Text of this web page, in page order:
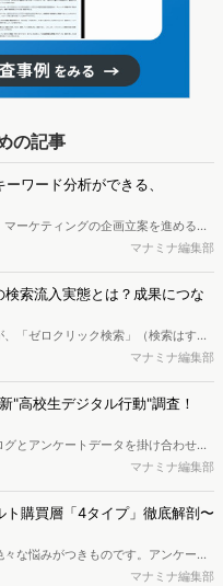
の記事
ワード分析ができる、
ーケティングの企画立案を進める上
要性がより高まっています。Web行動
者行動を起点とした競合サイト分析や
ならではの利便性の高い機能
マナミナ編集部
検索流入実態とは？成果につな
「ゼロクリック検索」（検索はする
合が増加しているのが、AI時代の検索
成果に確実につながるコンテンツを
しょうか。本レポートはこのような
ティングご担当者様におすすめの内
は記事のフォームから無料でダウン
マナミナ編集部
"高校生デジタル行動"調査！
とアンケートデータを掛け合わせ、
るデジタル行動実態やSNSの利用傾向
環境が成熟するなか、新興SNSの台頭
タイルは新たな変化を見せていま
ムより、ダウンロードいただけま
マナミナ編集部
ト購買層「4タイプ」徹底解剖〜
な悩みがつきものです。アンケート
不透明、新商品の受容性も判断しきれ
マナミナ編集部